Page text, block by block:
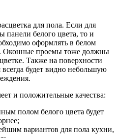
для пола. Если для
панели белого цвета, то и
оформлять в белом
Оконные проемы тоже должны
Также на поверхности
будет видно небольшую
и положительные качества:
полом белого цвета будет
вариантов для пола кухни,